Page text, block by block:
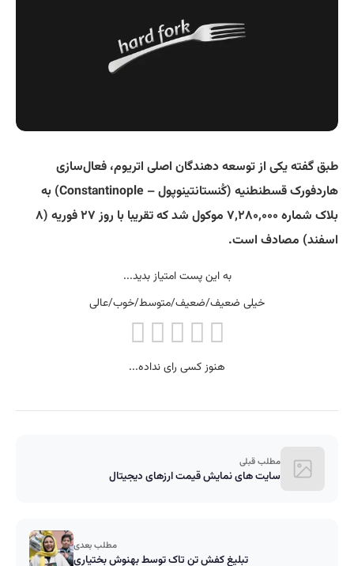
طبق گفته یکی از توسعه دهندگان اصلی اتریوم، فعال‌سازی
هاردفورک قسطنطنیه (کُنستانتینوپول – Constantinople) به
بلاک شماره ۷,۲۸۰,۰۰۰ موکول شد که تقریبا با روز ۲۷ فوریه (۸
اسفند) مصادف است.
به این پست امتیاز بدید...
خیلی ضعیف/ضعیف/متوسط/خوب/عالی
هنوز کسی رای نداده...
مطلب قبلی
سایت های نمایش قیمت ارزهای دیجیتال
مطلب بعدی
تبلیغ کفش تن تاک توسط بهنوش بختیاری